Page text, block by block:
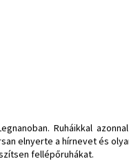
Ruháikkal
elnyerte a hírnevet és
fellépőruhákat.